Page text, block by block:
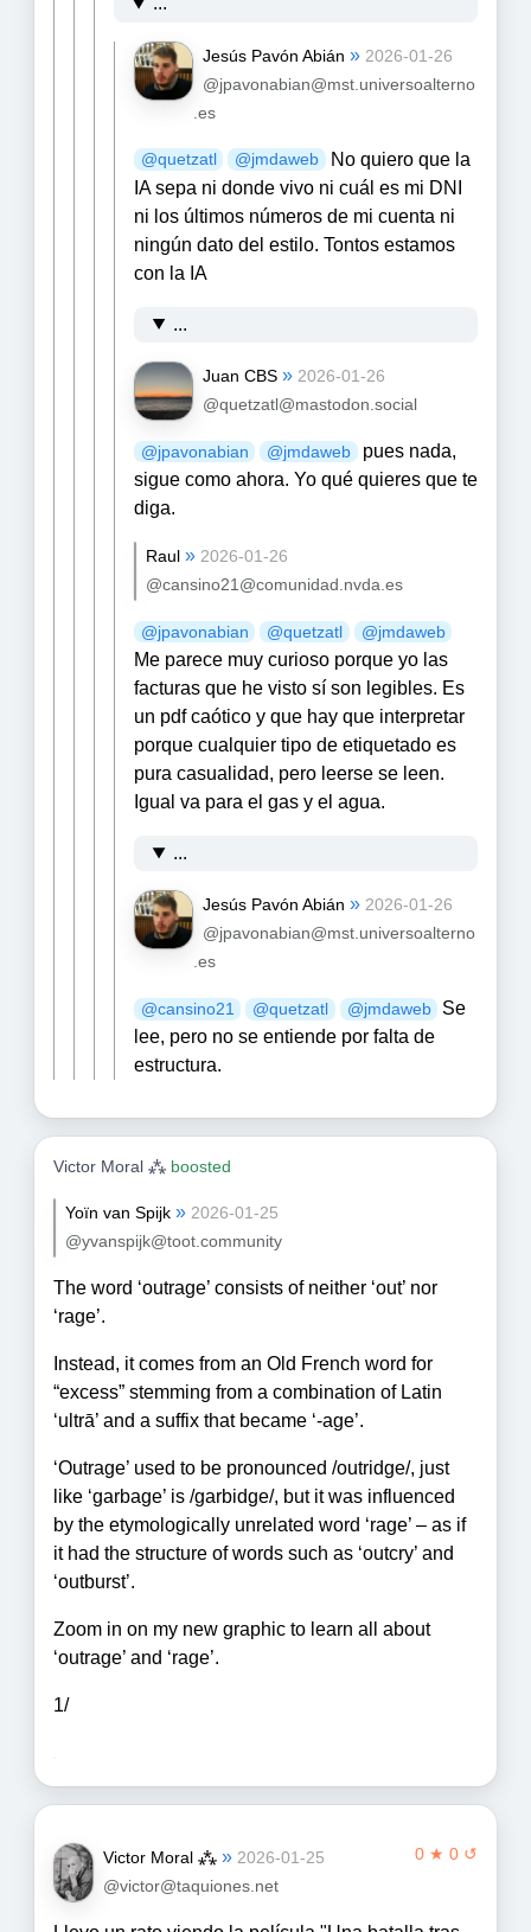
Jesús Pavón Abián » 2026-01-26
@jpavonabian@mst.universoalterno
.es
@quetzatl @jmdaweb No quiero que la
IA sepa ni donde vivo ni cuál es mi DNI
ni los últimos números de mi cuenta ni
ningún dato del estilo. Tontos estamos
con la IA
...
Juan CBS » 2026-01-26
@quetzatl@mastodon.social
@jpavonabian @jmdaweb pues nada,
sigue como ahora. Yo qué quieres que te
diga.
Raul » 2026-01-26
@cansino21@comunidad.nvda.es
@jpavonabian @quetzatl @jmdaweb
Me parece muy curioso porque yo las
facturas que he visto sí son legibles. Es
un pdf caótico y que hay que interpretar
porque cualquier tipo de etiquetado es
pura casualidad, pero leerse se leen.
Igual va para el gas y el agua.
...
Jesús Pavón Abián » 2026-01-26
@jpavonabian@mst.universoalterno
.es
@cansino21 @quetzatl @jmdaweb
Se
lee, pero no se entiende por falta de
estructura.
Victor Moral ⁂boosted
Yoïn van Spijk » 2026-01-25
@yvanspijk@toot.community
The word ‘outrage’ consists of neither ‘out’ nor
‘rage’.
Instead, it comes from an Old French word for
“excess” stemming from a combination of Latin
‘ultrā’ and a suffix that became ‘-age’.
‘Outrage’ used to be pronounced /outridge/, just
like ‘garbage’ is /garbidge/, but it was influenced
by the etymologically unrelated word ‘rage’ – as if
it had the structure of words such as ‘outcry’ and
‘outburst’.
Zoom in on my new graphic to learn all about
‘outrage’ and ‘rage’.
1/
0 ★ 0 ↺
Victor Moral ⁂ » 2026-01-25
@victor@taquiones.net